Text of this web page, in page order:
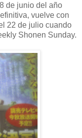
de junio del año
vuelve con
22 de julio cuando
Shonen Sunday.